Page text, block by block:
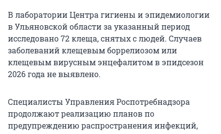
В лаборатории Центра гигиены и эпидемиологии
в Ульяновской области за указанный период
исследовано 72 клеща, снятых с людей. Случаев
заболеваний клещевым боррелиозом или
клещевым вирусным энцефалитом в эпидсезон
2026 года не выявлено.
Специалисты Управления Роспотребнадзора
продолжают реализацию планов по
предупреждению распространения инфекций,